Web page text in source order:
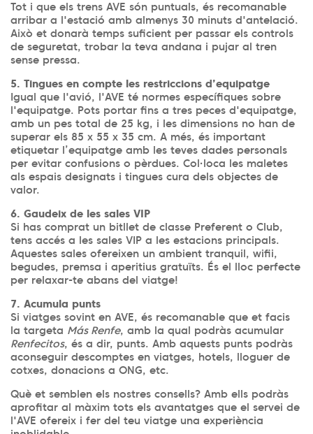
Tot i que els trens AVE són puntuals, és recomanable
arribar a l'estació amb almenys 30 minuts d'antelació.
Això et donarà temps suficient per passar els controls
de seguretat, trobar la teva andana i pujar al tren
sense pressa.
5. Tingues en compte les restriccions d’equipatge
Igual que l'avió, l'AVE té normes específiques sobre
l'equipatge. Pots portar fins a tres peces d'equipatge,
amb un pes total de 25 kg, i les dimensions no han de
superar els 85 x 55 x 35 cm. A més, és important
etiquetar l’equipatge amb les teves dades personals
per evitar confusions o pèrdues. Col·loca les maletes
als espais designats i tingues cura dels objectes de
valor.
6. Gaudeix de les sales VIP
Si has comprat un bitllet de classe Preferent o Club,
tens accés a les sales VIP a les estacions principals.
Aquestes sales ofereixen un ambient tranquil, wifii,
begudes, premsa i aperitius gratuïts. És el lloc perfecte
per relaxar-te abans del viatge!
7. Acumula punts
Si viatges sovint en AVE, és recomanable que et facis
la targeta Más Renfe, amb la qual podràs acumular
Renfecitos, és a dir, punts. Amb aquests punts podràs
aconseguir descomptes en viatges, hotels, lloguer de
cotxes, donacions a ONG, etc.
Què et semblen els nostres consells? Amb ells podràs
aprofitar al màxim tots els avantatges que el servei de
l'AVE ofereix i fer del teu viatge una experiència